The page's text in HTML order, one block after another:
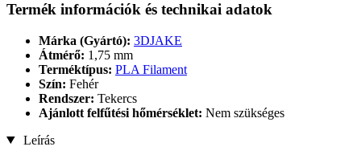
Termék információk és technikai adatok
Márka (Gyártó): 3DJAKE
Átmérő: 1,75 mm
Terméktípus: PLA Filament
Szín: Fehér
Rendszer: Tekercs
Ajánlott felfűtési hőmérséklet: Nem szükséges
Leírás